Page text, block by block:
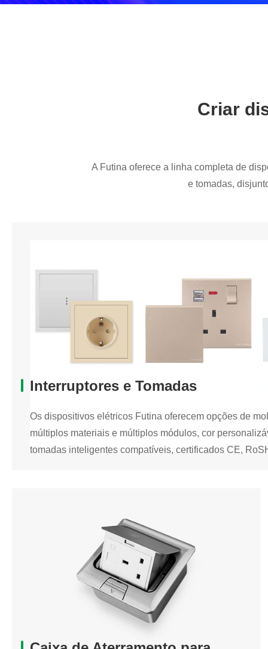
Criar
A Futina oferece a linha completa de
e tomadas,
Interruptores e Tomadas
Os dispositivos elétricos Futina oferecem opções de
múltiplos materiais e múltiplos módulos, cor
tomadas inteligentes compatíveis, certificados CE,
Os dispositivos elétricos Futina oferecem opções de
múltiplos materiais e múltiplos módulos, cor
tomadas inteligentes compatíveis, certificados CE,
Caixa de Superfície Europeia
Interruptores e Tomadas Inteligentes
Interruptores e Tomadas Elétricas